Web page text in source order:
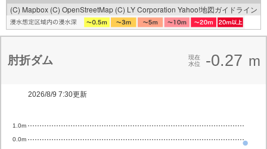
(C) Mapbox (C) OpenStreetMap (C) LY Corporation Yahoo!地図ガイドライン
肘折ダム
現在
水位
-0.27 m
2026/8/9 7:30更新
0.0m
1.0m